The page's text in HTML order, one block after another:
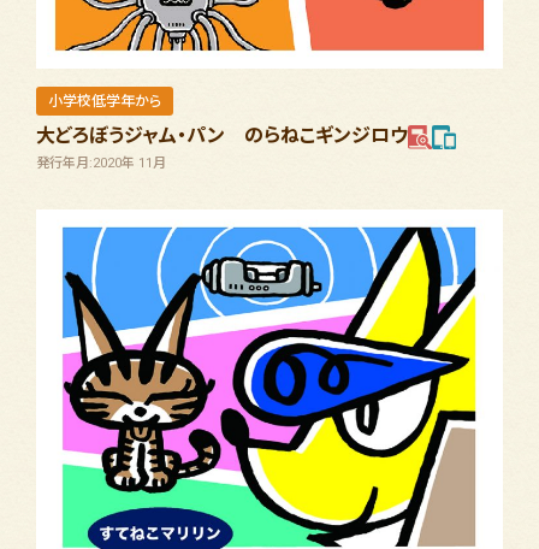
小学校低学年から
大どろぼうジャム・パン のらねこギンジロウ
発行年月:2020年 11月